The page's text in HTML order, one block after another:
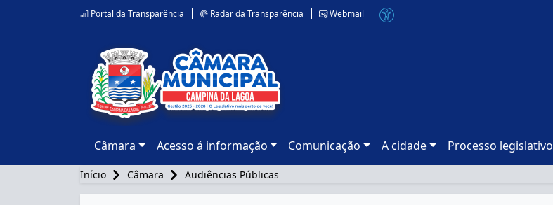
Portal da Transparência Radar da Transparência Webmail
Câmara Acesso á informação Comunicação A cidade Processo legislativo
Início Câmara Audiências Públicas